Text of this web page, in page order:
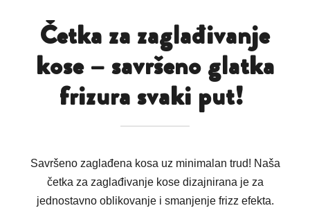
Četka za zaglađivanje
kose – savršeno glatka
frizura svaki put!
Savršeno zaglađena kosa uz minimalan trud! Naša
četka za zaglađivanje kose dizajnirana je za
jednostavno oblikovanje i smanjenje frizz efekta.